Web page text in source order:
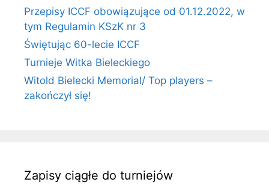
Przepisy ICCF obowiązujące od 01.12.2022, w
tym Regulamin KSzK nr 3
Świętując 60-lecie ICCF
Turnieje Witka Bieleckiego
Witold Bielecki Memorial/ Top players –
zakończył się!
Zapisy ciągłe do turniejów